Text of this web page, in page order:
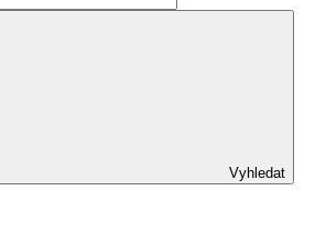
Vyhledat